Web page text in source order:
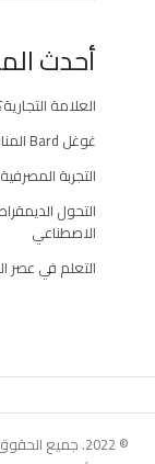
أحدث
العلامة
غوغل Bard المنافس لتقنية ChatGPT
التجربة
التحول
الاصطناعي
التعلم في عصر
© 2022. جميع الحقوق محفوظة